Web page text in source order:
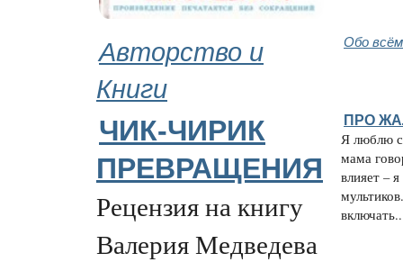
Авторство и
Книги
Обо всём
ЧИК-ЧИРИК
ПРЕВРАЩЕНИЯ
Рецензия на книгу
Валерия Медведева
ПРО
Я люблю
мама
влияет –